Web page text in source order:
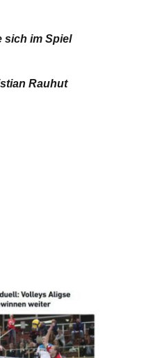
sich im Spiel
Rauhut